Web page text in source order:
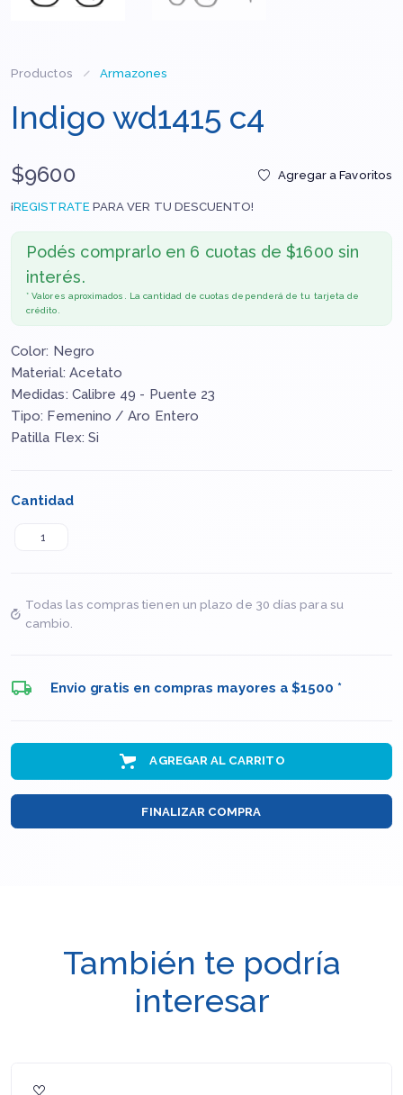
Productos Armazones
Indigo wd1415 c4
$9600 Agregar a Favoritos
¡REGISTRATEPARA VER TU DESCUENTO!
Podés comprarlo en 6 cuotas de $1600 sin
interés.
* Valores aproximados. La cantidad de cuotas dependerá de tu tarjeta de
crédito.
Color: Negro
Material: Acetato
Medidas: Calibre 49 - Puente 23
Tipo: Femenino / Aro Entero
Patilla Flex: Si
Cantidad
Todas las compras tienen un plazo de 30 días para su
cambio.
Envio gratis en compras mayores a $1500 *
AGREGAR AL CARRITO
FINALIZAR COMPRA
También te podría
interesar